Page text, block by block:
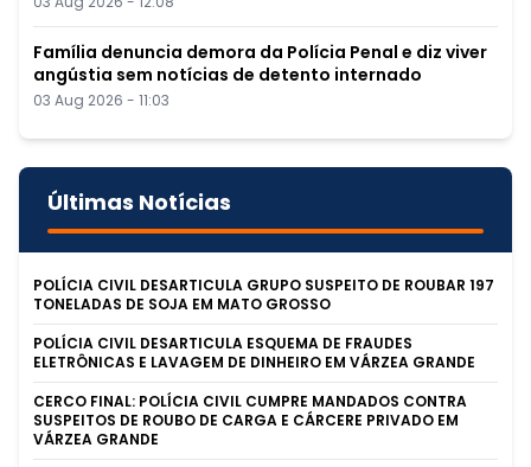
Família denuncia demora da Polícia Penal e diz viver
angústia sem notícias de detento internado
03 Aug 2026 - 11:03
Últimas Notícias
POLÍCIA CIVIL DESARTICULA GRUPO SUSPEITO DE ROUBAR 197
TONELADAS DE SOJA EM MATO GROSSO
POLÍCIA CIVIL DESARTICULA ESQUEMA DE FRAUDES
ELETRÔNICAS E LAVAGEM DE DINHEIRO EM VÁRZEA GRANDE
CERCO FINAL: POLÍCIA CIVIL CUMPRE MANDADOS CONTRA
SUSPEITOS DE ROUBO DE CARGA E CÁRCERE PRIVADO EM
VÁRZEA GRANDE